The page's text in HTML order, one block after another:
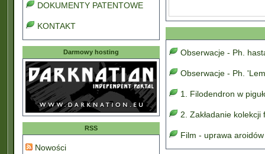
DOKUMENTY PATENTOWE
KONTAKT
Darmowy hosting
RSS
Nowości
Obserwacje - Ph.
Obserwacje - Ph.
1. Filodendron w
2. Zakładanie
Film - uprawa